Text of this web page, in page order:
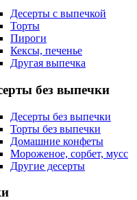
Десерты с выпечкой
Торты
Пироги
Кексы, печенье
Другая выпечка
без выпечки
Десерты без выпечки
Торты без выпечки
Домашние конфеты
Мороженое, сорбет, мусс
Другие десерты